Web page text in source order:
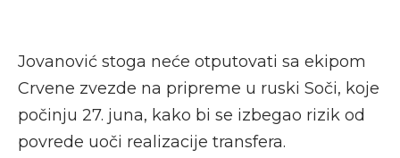
Jovanović stoga neće otputovati sa ekipom
Crvene zvezde na pripreme u ruski Soči, koje
počinju 27. juna, kako bi se izbegao rizik od
povrede uoči realizacije transfera.